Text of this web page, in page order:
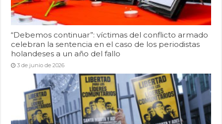
“Debemos continuar”: víctimas del conflicto armado
celebran la sentencia en el caso de los periodistas
holandeses a un año del fallo
3 de junio de 2026